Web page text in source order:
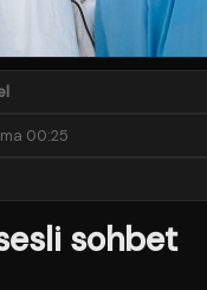
00:25
sohbet